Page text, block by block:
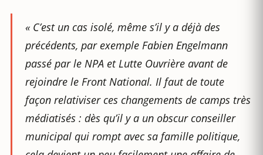
« C’est un cas isolé, même s’il y a déjà des
précédents, par exemple Fabien Engelmann
passé par le NPA et Lutte Ouvrière avant de
rejoindre le Front National. Il faut de toute
façon relativiser ces changements de camps très
médiatisés : dès qu’il y a un obscur conseiller
municipal qui rompt avec sa famille politique,